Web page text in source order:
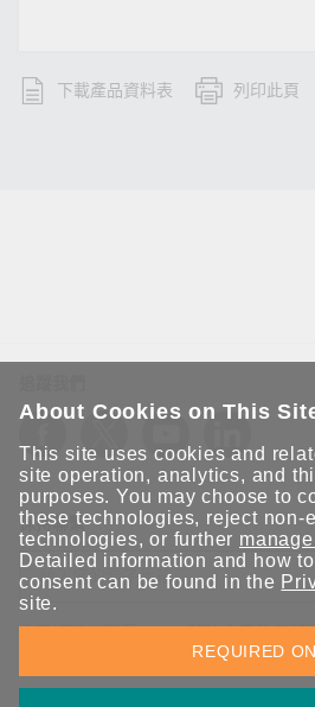
下載產品資料表 列印此頁
保持聯繫
立即訂閱以獲得 Moxa 解決方案的最新
隱私權，我們絕不會將您的電子郵件提
About Cookies on This
This site uses cookies and
site operation, analytics, and
purposes. You may choose to
these technologies, reject non-
technologies, or further
Detailed information and how
consent can be found in the
site.
REQUIRED